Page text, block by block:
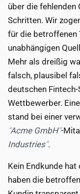
über die fehlenden
Schritten. Wir
für die betroffenen
unabhängigen
Mehr als dreißig
falsch, plausibel
deutschen
Wettbewerber.
stand bei einer
Acme GmbH -
Industries .
Kein Endkunde hat
haben die